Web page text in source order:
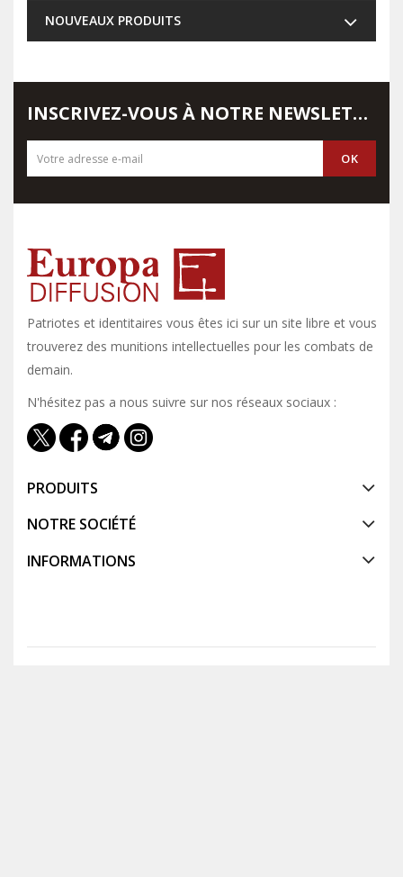
NOUVEAUX PRODUITS
INSCRIVEZ-VOUS À NOTRE NEWSLETTER
Patriotes et identitaires vous êtes ici sur un site libre et vous y
trouverez des munitions intellectuelles pour les combats de
demain.
N'hésitez pas a nous suivre sur nos réseaux sociaux :
PRODUITS
NOTRE SOCIÉTÉ
INFORMATIONS